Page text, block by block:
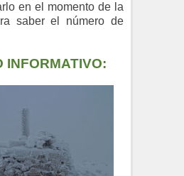
en el momento de la
saber el número de
INFORMATIVO: